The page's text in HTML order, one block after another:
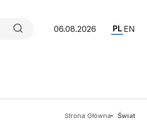
06.08.2026 PL EN
Strona Główna Świat